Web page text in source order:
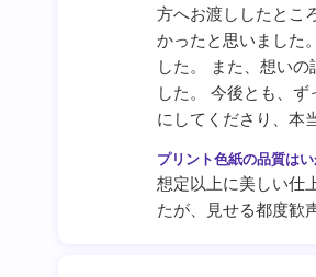
方へお渡ししたとこ
かったと思いました
した。 また、想い
した。 今後とも、
にしてくださり、本
想定以上に美しい仕
たが、見せる都度歓